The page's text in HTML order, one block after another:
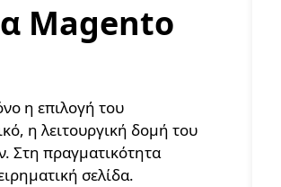
Magento
η επιλογή του
η λειτουργική δομή του
Στη πραγματικότητα
σελίδα.